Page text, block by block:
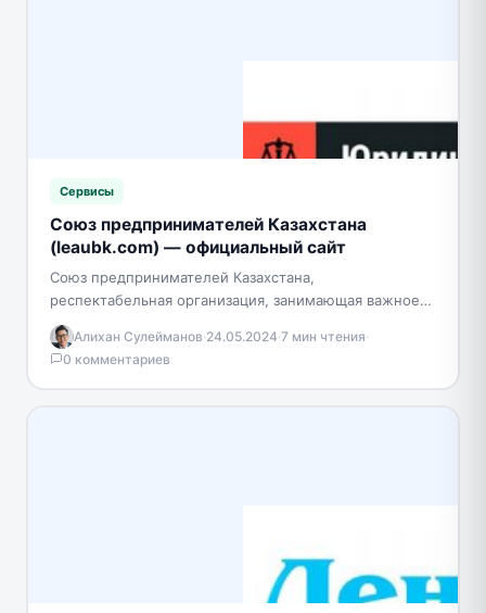
Сервисы
Союз предпринимателей Казахстана
(leaubk.com) — официальный сайт
Союз предпринимателей Казахстана,
респектабельная организация, занимающая важное
место в экономическом ландшафте страны. Основная
цель союза — поддержка и развитие
предпринимательства в Казахстане.…
Алихан Сулейманов·24.05.2024·7 мин чтения·
0 комментариев